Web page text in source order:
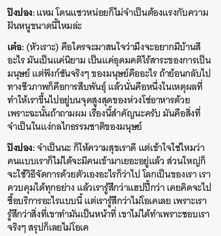
ปิงปอง:แหม โดนแซวหน่อยก็ไม่จำเป็นต้องแรงกับความ
ฝันหนูขนาดนี้ไหมล่ะ
เต๋อ:(หัวเราะ) คือใครจะมาสนใจว่ามึงจะอยากมีบ้านสี
อะไร มันเป็นแค่นิยาม เป็นแค่อุดมคติไร้สาระของการเป็น
มนุษย์ แต่ฟังก์ชันจริงๆ ของมนุษย์คืออะไร ถ้าย้อนกลับไป
ทางชีวภาพก็คือการสืบพันธุ์ แล้วนั่นคือหนึ่งในเหตุผลที่
ทำให้เราขึ้นไปอยู่บนจุดสูงสุดของห่วงโซ่อาหารด้วย
เพราะฉะนั้นถ้าถามผม เรื่องนี้สำคัญนะครับ มันคือสิ่งที่
จำเป็นในแง่กลไกธรรมชาติของมนุษย์
ปิงปอง:จำเป็นนะ ก็ให้ความสุขเราดี แต่เข้าใจใช่ไหมว่า
คนแบบเราก็ไม่ได้จะมีคนเข้ามาเยอะอยู่แล้ว ส่วนใหญ่ก็
จะใช้วิธีจัดการด้วยตัวเองอะไรก็ว่าไป โลกเป็นของเรา เรา
ควบคุมได้ทุกอย่าง แล้วเรารู้สึกว่าแฮปปี้กว่า เคยคิดจะไป
ซื้อบริการอะไรแบบนี้ แต่เรารู้สึกว่าไม่โอเคเลย เพราะเรา
รู้สึกว่าสิ่งที่เขาทำมันเป็นหน้าที่ เขาไม่ได้ทำเพราะชอบเรา
จริงๆ สรุปก็เลยไม่โอเค